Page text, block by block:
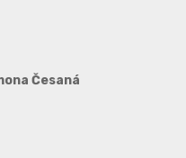
Česaná